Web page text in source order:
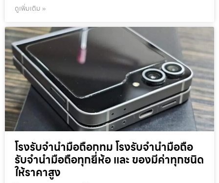
ดูเพิ่มเติม »
โรงรับจำนำมือถือกทม โรงรับจำนำมือถือ
รับจำนำมือถือทุกยี่ห้อ และ ของมีค่าทุกชนิด
ให้ราคาสูง